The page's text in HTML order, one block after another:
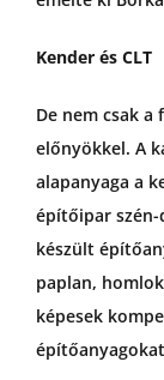
Kender és CLT
De nem csak
előnyökkel. A
alapanyaga a
építőipar szén-
készült
paplan,
képesek